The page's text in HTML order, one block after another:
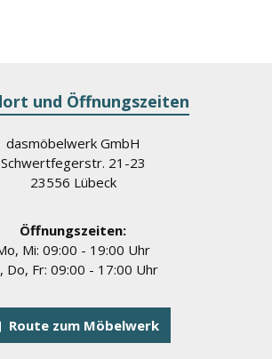
und Öffnungszeiten
dasmöbelwerk GmbH
Schwertfegerstr. 21-23
23556 Lübeck
Öffnungszeiten:
Mi: 09:00 - 19:00 Uhr
Do, Fr: 09:00 - 17:00 Uhr
Route zum Möbelwerk